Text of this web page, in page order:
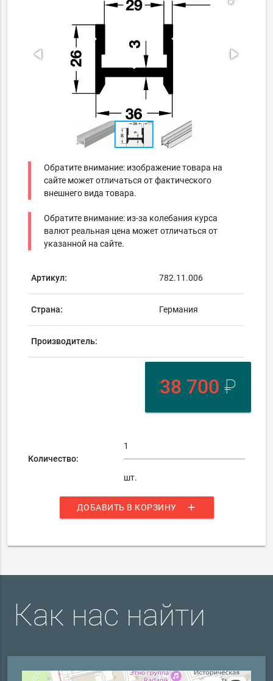
Обратите внимание: изображение товара на
сайте может отличаться от фактического
внешнего вида товара.
Обратите внимание: из-за колебания курса
валют реальная цена может отличаться от
указанной на сайте.
Артикул: 782.11.006
Страна: Германия
Производитель:
38 700 ₽
Количество:
шт.
ДОБАВИТЬ В КОРЗИНУ add
Как нас найти